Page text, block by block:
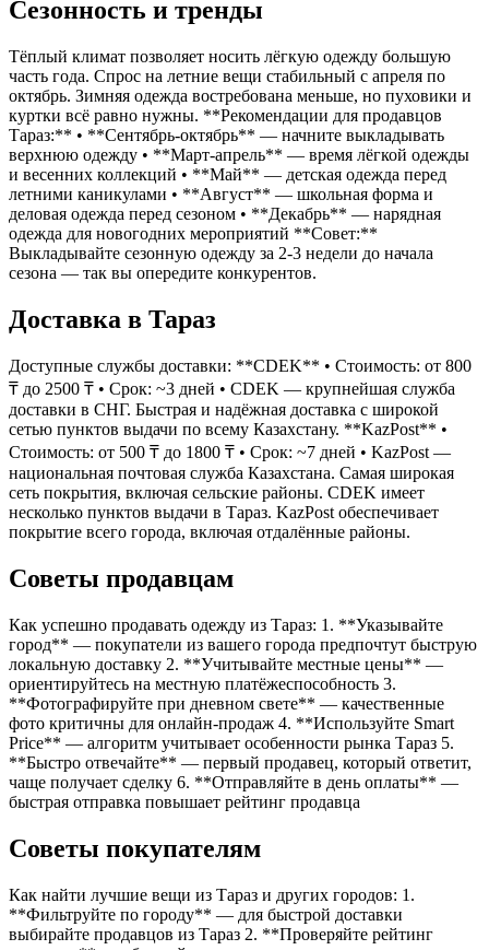
Сезонность и тренды
Тёплый климат позволяет носить лёгкую одежду большую
часть года. Спрос на летние вещи стабильный с апреля по
октябрь. Зимняя одежда востребована меньше, но пуховики и
куртки всё равно нужны. **Рекомендации для продавцов
Тараз:** • **Сентябрь-октябрь** — начните выкладывать
верхнюю одежду • **Март-апрель** — время лёгкой одежды
и весенних коллекций • **Май** — детская одежда перед
летними каникулами • **Август** — школьная форма и
деловая одежда перед сезоном • **Декабрь** — нарядная
одежда для новогодних мероприятий **Совет:**
Выкладывайте сезонную одежду за 2-3 недели до начала
сезона — так вы опередите конкурентов.
Доставка в Тараз
Доступные службы доставки: **CDEK** • Стоимость: от 800
₸ до 2500 ₸ • Срок: ~3 дней • CDEK — крупнейшая служба
доставки в СНГ. Быстрая и надёжная доставка с широкой
сетью пунктов выдачи по всему Казахстану. **KazPost** •
Стоимость: от 500 ₸ до 1800 ₸ • Срок: ~7 дней • KazPost —
национальная почтовая служба Казахстана. Самая широкая
сеть покрытия, включая сельские районы. CDEK имеет
несколько пунктов выдачи в Тараз. KazPost обеспечивает
покрытие всего города, включая отдалённые районы.
Советы продавцам
Как успешно продавать одежду из Тараз: 1. **Указывайте
город** — покупатели из вашего города предпочтут быструю
локальную доставку 2. **Учитывайте местные цены** —
ориентируйтесь на местную платёжеспособность 3.
**Фотографируйте при дневном свете** — качественные
фото критичны для онлайн-продаж 4. **Используйте Smart
Price** — алгоритм учитывает особенности рынка Тараз 5.
**Быстро отвечайте** — первый продавец, который ответит,
чаще получает сделку 6. **Отправляйте в день оплаты** —
быстрая отправка повышает рейтинг продавца
Советы покупателям
Как найти лучшие вещи из Тараз и других городов: 1.
**Фильтруйте по городу** — для быстрой доставки
выбирайте продавцов из Тараз 2. **Проверяйте рейтинг